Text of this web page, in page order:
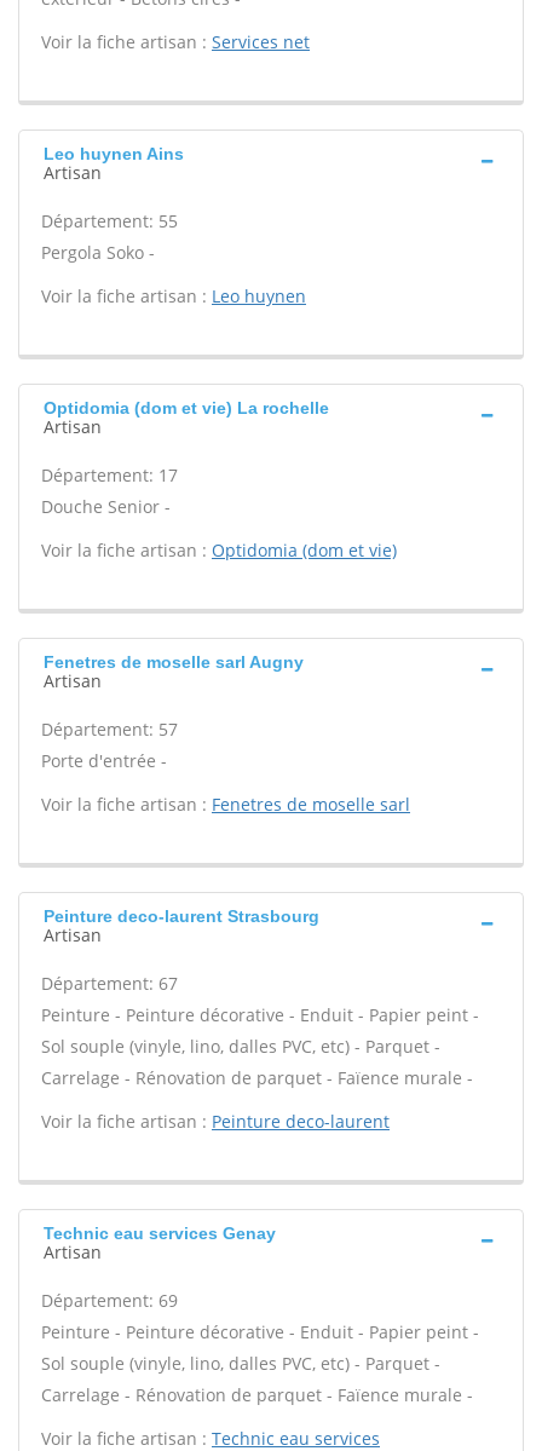
Voir la fiche artisan : Services net
Leo huynen Ains
Artisan
Département: 55
Pergola Soko -
Voir la fiche artisan : Leo huynen
Optidomia (dom et vie) La rochelle
Artisan
Département: 17
Douche Senior -
Voir la fiche artisan : Optidomia (dom et vie)
Fenetres de moselle sarl Augny
Artisan
Département: 57
Porte d'entrée -
Voir la fiche artisan : Fenetres de moselle sarl
Peinture deco-laurent Strasbourg
Artisan
Département: 67
Peinture - Peinture décorative - Enduit - Papier peint -
Sol souple (vinyle, lino, dalles PVC, etc) - Parquet -
Carrelage - Rénovation de parquet - Faïence murale -
Voir la fiche artisan : Peinture deco-laurent
Technic eau services Genay
Artisan
Département: 69
Peinture - Peinture décorative - Enduit - Papier peint -
Sol souple (vinyle, lino, dalles PVC, etc) - Parquet -
Carrelage - Rénovation de parquet - Faïence murale -
Voir la fiche artisan : Technic eau services